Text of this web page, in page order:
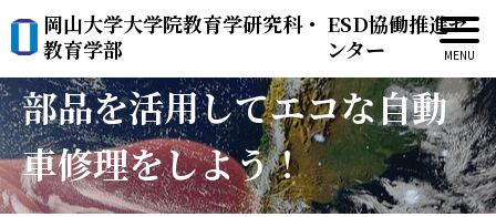
岡山大学大学院教育学研究科・
教育学部
ESD協働推進セ
ンター
（リーフレット）理性くる
部品を活用してエコな自動
車修理をしよう！